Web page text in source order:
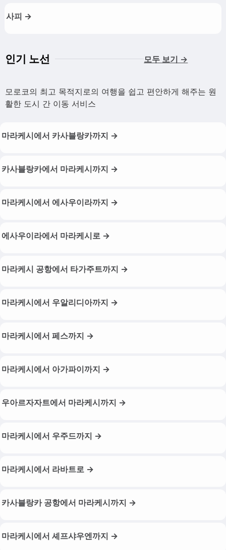
사피 →
인기 노선 모두 보기 →
모로코의 최고 목적지로의 여행을 쉽고 편안하게 해주는 원
활한 도시 간 이동 서비스
마라케시에서 카사블랑카까지 →
카사블랑카에서 마라케시까지 →
마라케시에서 에사우이라까지 →
에사우이라에서 마라케시로 →
마라케시 공항에서 타가주트까지 →
마라케시에서 우알리디아까지 →
마라케시에서 페스까지 →
마라케시에서 아가파이까지 →
우아르자자트에서 마라케시까지 →
마라케시에서 우주드까지 →
마라케시에서 라바트로 →
카사블랑카 공항에서 마라케시까지 →
마라케시에서 셰프샤우엔까지 →